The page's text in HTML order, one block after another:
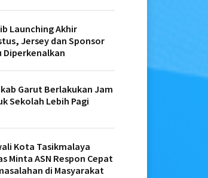
Launching Akhir
Jersey dan Sponsor
Diperkenalkan
Garut Berlakukan Jam
Sekolah Lebih Pagi
Kota Tasikmalaya
Minta ASN Respon Cepat
di Masyarakat